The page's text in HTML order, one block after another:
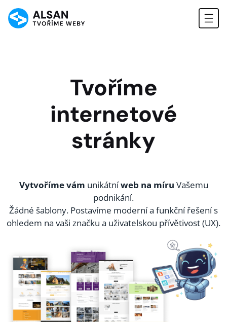
Tvoříme
internetové
stránky
Vytvoříme vám unikátníweb na míru Vašemu
podnikání.
Žádné šablony. Postavíme moderní a funkční řešení s
ohledem na vaši značku a uživatelskou přívětivost (UX).